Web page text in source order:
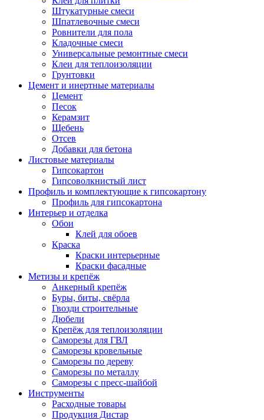
Штукатурные смеси
Шпатлевочные смеси
Ровнители для пола
Кладочные смеси
Универсальные ремонтные смеси
Клеи для теплоизоляции
Грунтовки
Цемент и инертные материалы
Цемент
Песок
Керамзит
Щебень
Отсев
Добавки для бетона
Листовые материалы
Гипсокартон
Гипсоволкнистый лист
Профиль и комплектующие к гипсокартону
Профиль для гипсокартона
Интерьер и отделка
Обои
Клей для обоев
Краска
Краски интерьерные
Краски фасадные
Метизы и крепёж
Анкерный крепёж
Буры, биты, свёрла
Гвозди строительные
Дюбели
Крепёж для теплоизоляции
Саморезы для ГВЛ
Саморезы кровельные
Саморезы по дереву
Саморезы по металлу
Саморезы с пресс-шайбой
Инструменты
Расходные товары
Продукция Дистар